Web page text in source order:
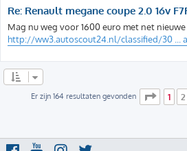
Re: Renault megane coupe 2.0 16v
Mag nu weg voor 1600 euro met net nieuwe
http://ww3.autoscout24.nl/classified/30 ...
Er zijn 164 resultaten gevonden Pagina
1 2